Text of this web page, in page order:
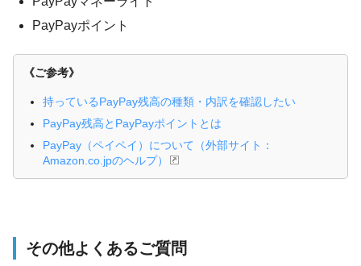
PayPayポイント
《ご参考》
持っているPayPay残高の種類・内訳を確認したい
PayPay残高とPayPayポイントとは
PayPay（ペイペイ）について（外部サイト：
Amazon.co.jpのヘルプ）
その他よくあるご質問